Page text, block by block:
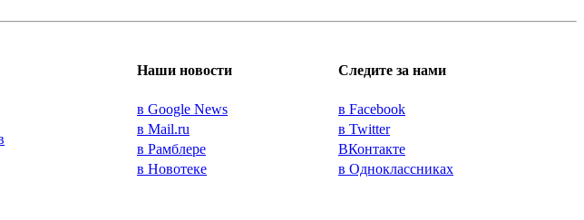
Наши новости
в Google News
в Mail.ru
в Рамблере
в Новотеке
Следите за нами
в Facebook
в Twitter
ВКонтакте
в Одноклассниках